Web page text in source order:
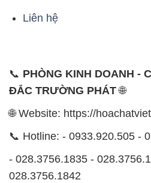
Liên hệ
📞 PHÒNG KINH DOANH -
ĐẮC TRƯỜNG PHÁT🌐
🌐 Website: https://
📞 Hotline: - 0933.920.505 -
- 028.3756.1835 -
028.3756.1842